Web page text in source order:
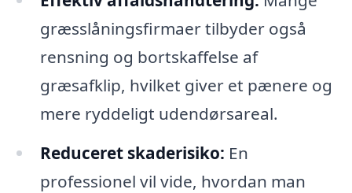
græsslåningsfirmaer tilbyder også
rensning og bortskaffelse af
græsafklip, hvilket giver et pænere og
mere ryddeligt udendørsareal.
Reduceret skaderisiko: En
professionel vil vide, hvordan man